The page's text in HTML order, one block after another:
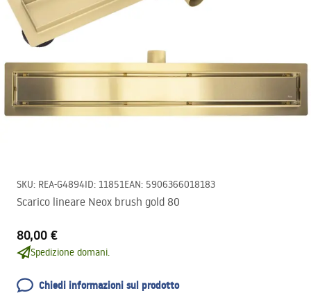
SKU: REA-G4894ID: 11851EAN: 5906366018183
Scarico lineare Neox brush gold 80
80,00 €
Spedizione domani.
Chiedi informazioni sul prodotto